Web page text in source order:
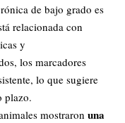
de bajo grado es
relacionada con
y
los marcadores
lo que sugiere
plazo.
mostraron una